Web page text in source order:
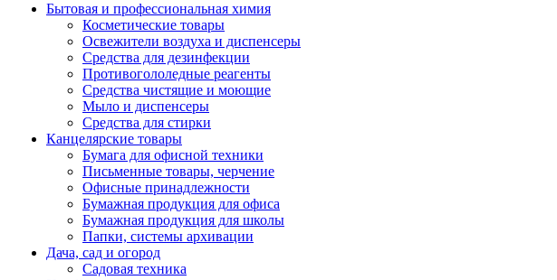
Бытовая и профессиональная химия
Косметические товары
Освежители воздуха и диспенсеры
Средства для дезинфекции
Противогололедные реагенты
Средства чистящие и моющие
Мыло и диспенсеры
Средства для стирки
Канцелярские товары
Бумага для офисной техники
Письменные товары, черчение
Офисные принадлежности
Бумажная продукция для офиса
Бумажная продукция для школы
Папки, системы архивации
Дача, сад и огород
Садовая техника